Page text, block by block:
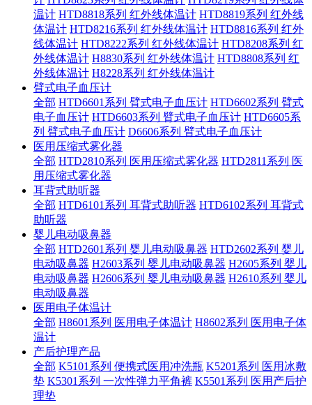
温计 HTD8818系列 红外线体温计 HTD8819系列 红外线
体温计 HTD8216系列 红外线体温计 HTD8816系列 红外
线体温计 HTD8222系列 红外线体温计 HTD8208系列 红
外线体温计 H8830系列 红外线体温计 HTD8808系列 红
外线体温计 H8228系列 红外线体温计
臂式电子血压计
全部 HTD6601系列 臂式电子血压计 HTD6602系列 臂式
电子血压计 HTD6603系列 臂式电子血压计 HTD6605系
列 臂式电子血压计 D6606系列 臂式电子血压计
医用压缩式雾化器
全部 HTD2810系列 医用压缩式雾化器 HTD2811系列 医
用压缩式雾化器
耳背式助听器
全部 HTD6101系列 耳背式助听器 HTD6102系列 耳背式
助听器
婴儿电动吸鼻器
全部 HTD2601系列 婴儿电动吸鼻器 HTD2602系列 婴儿
电动吸鼻器 H2603系列 婴儿电动吸鼻器 H2605系列 婴儿
电动吸鼻器 H2606系列 婴儿电动吸鼻器 H2610系列 婴儿
电动吸鼻器
医用电子体温计
全部 H8601系列 医用电子体温计 H8602系列 医用电子体
温计
产后护理产品
全部 K5101系列 便携式医用冲洗瓶 K5201系列 医用冰敷
垫 K5301系列 一次性弹力平角裤 K5501系列 医用产后护
理垫